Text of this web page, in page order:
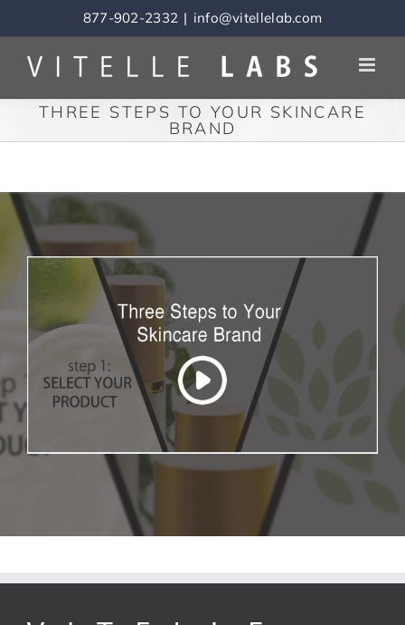
to
content
877-902-2332 | info@vitellelab.com
THREE STEPS TO YOUR SKINCARE
BRAND